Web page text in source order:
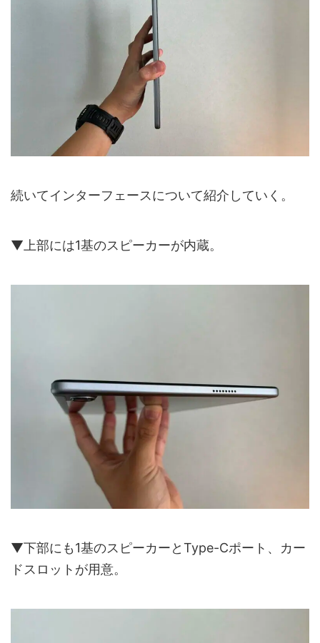
続いてインターフェースについて紹介していく。
▼上部には1基のスピーカーが内蔵。
▼下部にも1基のスピーカーとType-Cポート、カー
ドスロットが用意。